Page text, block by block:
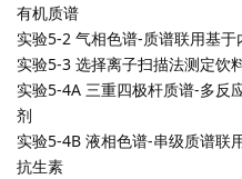
有机质谱
实验5-2 气相色谱-质谱联用基
实验5-3 选择离子扫描法测定饮
实验5-4A 三重四极杆质谱-多反
剂
实验5-4B 液相色谱-串级质谱联
抗生素